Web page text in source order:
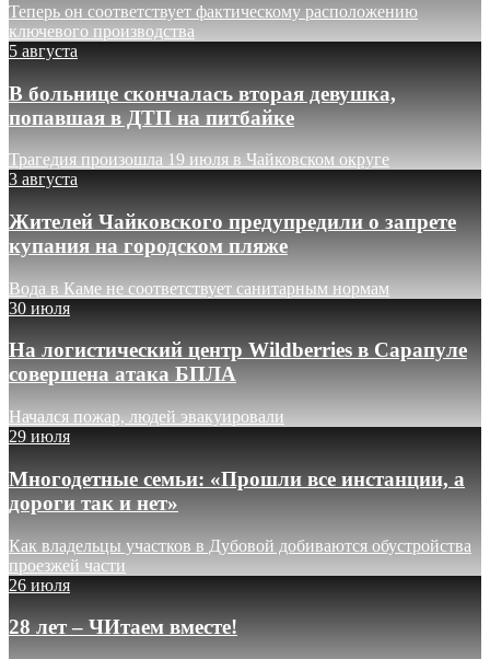
Теперь он соответствует фактическому расположению
ключевого производства
5 августа
В больнице скончалась вторая девушка,
попавшая в ДТП на питбайке
Трагедия произошла 19 июля в Чайковском округе
3 августа
Жителей Чайковского предупредили о запрете
купания на городском пляже
Вода в Каме не соответствует санитарным нормам
30 июля
На логистический центр Wildberries в Сарапуле
совершена атака БПЛА
Начался пожар, людей эвакуировали
29 июля
Многодетные семьи: «Прошли все инстанции, а
дороги так и нет»
Как владельцы участков в Дубовой добиваются обустройства
проезжей части
26 июля
28 лет – ЧИтаем вместе!